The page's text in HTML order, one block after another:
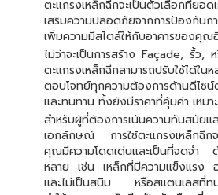
ตะแกรงเหล็กฉีกจะเป็นตัวเลือกที่ยอ
เสริมความปลอดภัยจากการป้องกั
เพิ่มความมีสไตล์ให้กับอาคารของคุ
ไม่ว่าจะเป็นการสร้าง Façade, รั้ว,
ตะแกรงเหล็กฉีกสามารถปรับใช้ได้ใน
ตอบโจทย์ทุกความต้องการด้านดีไซ
และทนทาน ทั้งยังมีราคาที่คุ้มค่า เหม
สำหรับผู้ที่ต้องการเน้นความทันสมัยแ
เอกลักษณ์ การใช้ตะแกรงเหล็กฉีกจ
คุณมีความโดดเด่นและเป็นที่จดจำ
หลาย เช่น เหล็กที่มีความแข็งแรง
และไม่เป็นสนิม หรือสแตนเลสที่ท